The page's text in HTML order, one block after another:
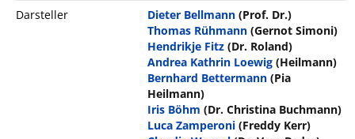
Darsteller
Dieter Bellmann (Prof. Dr.)
Thomas Rühmann (Gernot Simoni)
Hendrikje Fitz (Dr. Roland)
Andrea Kathrin Loewig (Heilmann)
Bernhard Bettermann (Pia
Heilmann)
Iris Böhm (Dr. Christina Buchmann)
Luca Zamperoni (Freddy Kerr)